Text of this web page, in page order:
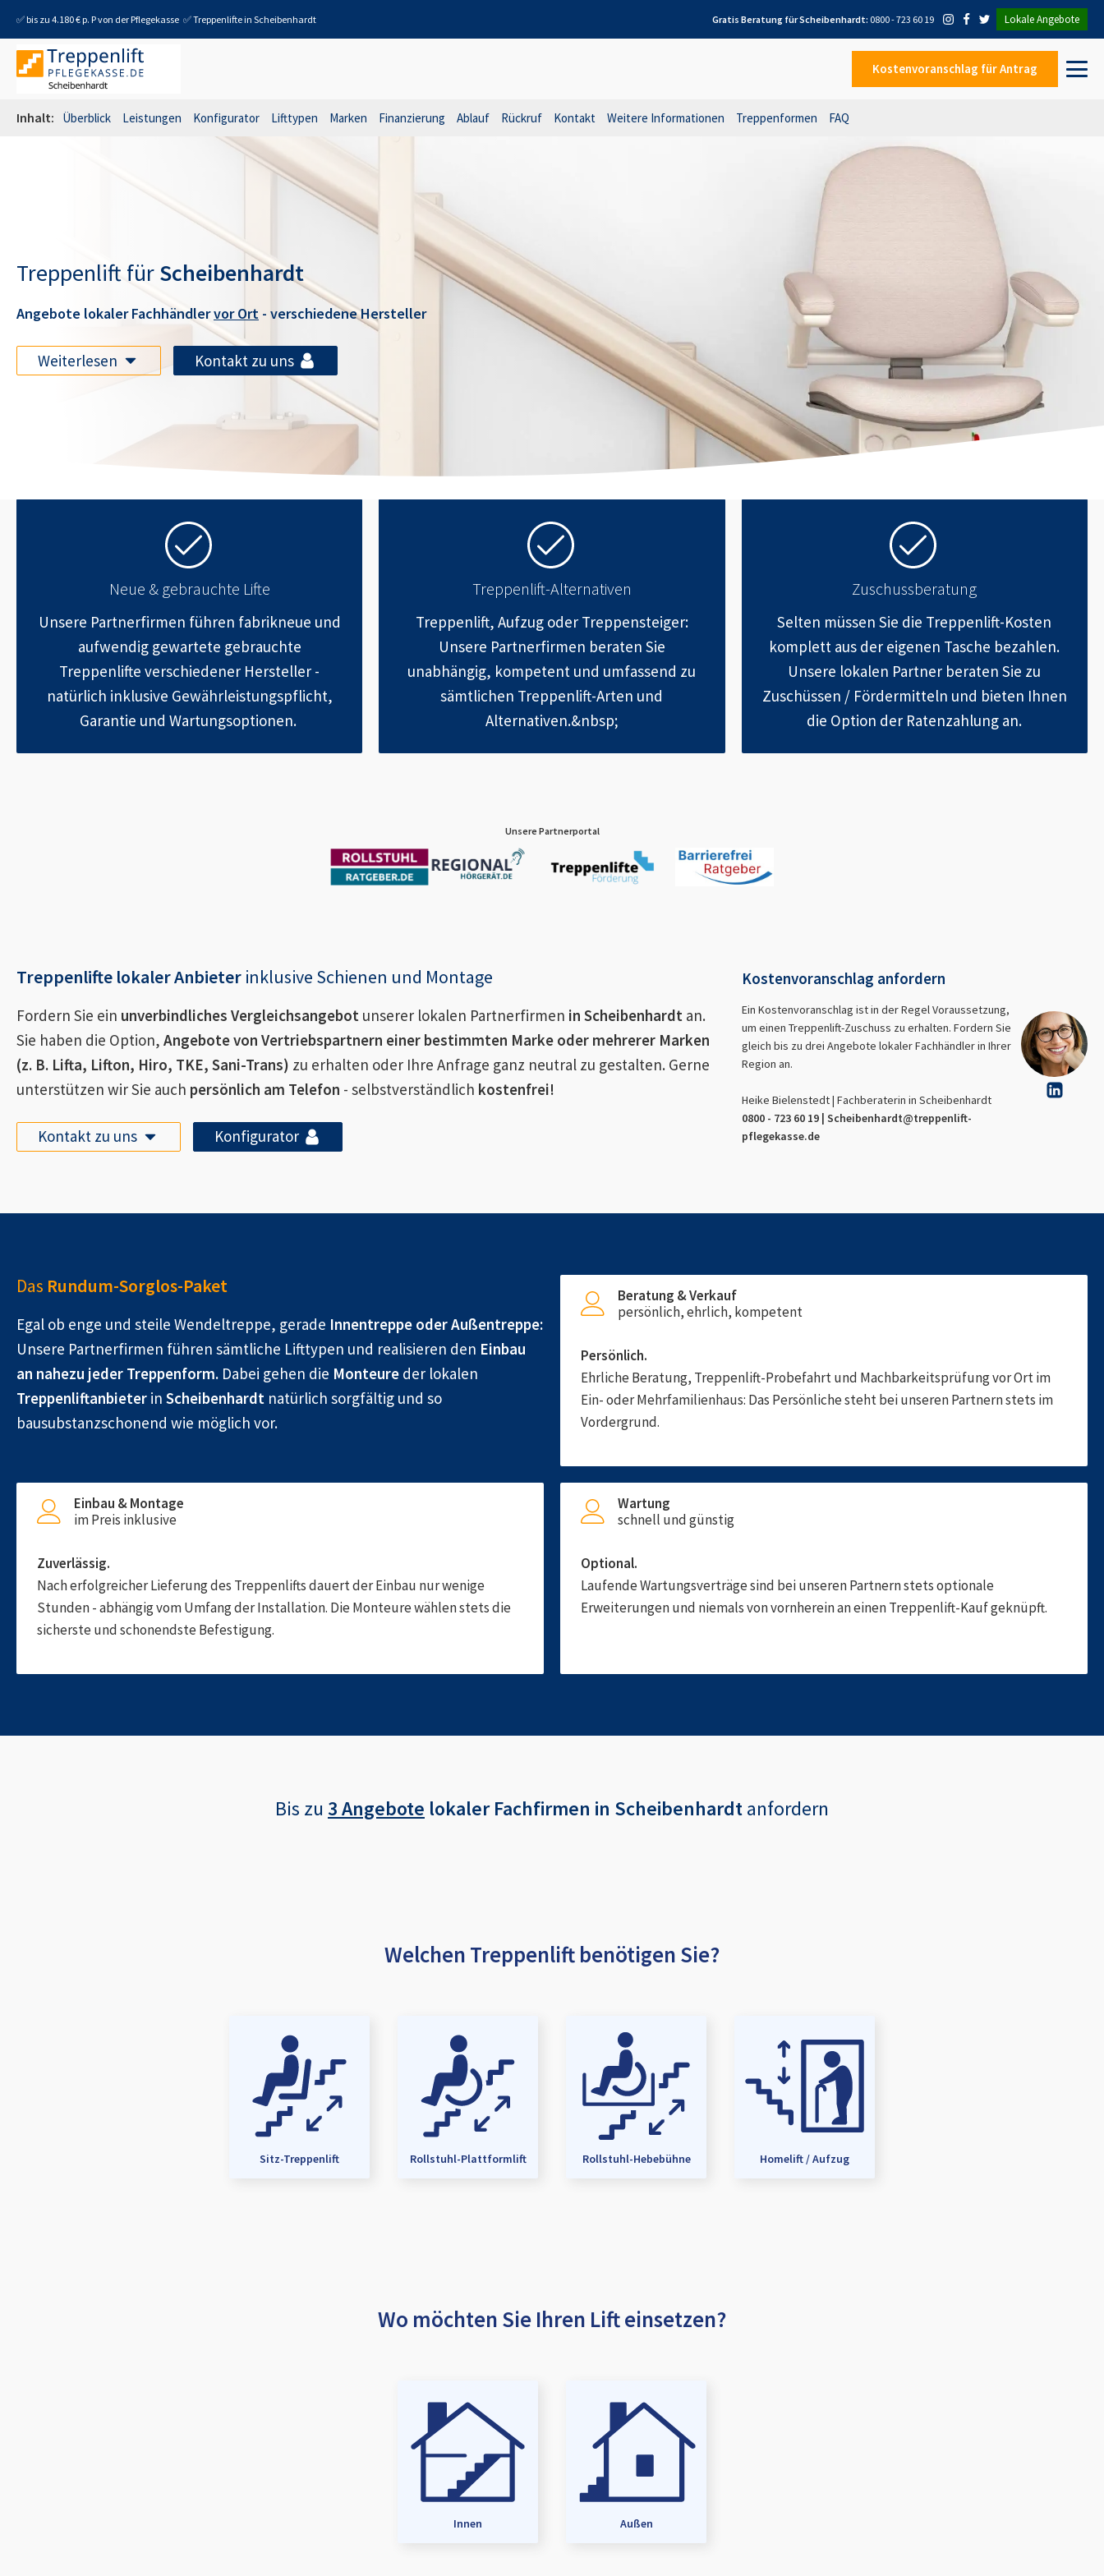
✅ bis zu 4.180 € p. P von der Pflegekasse ✅ Treppenlifte in Scheibenhardt Gratis Beratung fürScheibenhardt: 0800 - 723 60 19 Lokale Angebote
Kostenvoranschlag für Antrag
Inhalt: Überblick Leistungen Konfigurator Lifttypen Marken Finanzierung Ablauf Rückruf Kontakt Weitere Informationen Treppenformen FAQ
Treppenlift fürScheibenhardt
Angebote lokaler Fachhändlervor Ort - verschiedene Hersteller
Weiterlesen Kontakt zu uns
Neue & gebrauchte Lifte
Unsere Partnerfirmen führen fabrikneue und
aufwendig gewartete gebrauchte
Treppenlifte verschiedener Hersteller -
natürlich inklusive Gewährleistungspflicht,
Garantie und Wartungsoptionen.
Treppenlift-Alternativen
Treppenlift, Aufzug oder Treppensteiger:
Unsere Partnerfirmen beraten Sie
unabhängig, kompetent und umfassend zu
sämtlichen Treppenlift-Arten und
Alternativen.&nbsp;
Zuschussberatung
Selten müssen Sie die Treppenlift-Kosten
komplett aus der eigenen Tasche bezahlen.
Unsere lokalen Partner beraten Sie zu
Zuschüssen / Fördermitteln und bieten Ihnen
die Option der Ratenzahlung an.
Unsere Partnerportal
Treppenlifte lokaler Anbieter inklusive Schienen und Montage
Fordern Sie ein unverbindliches Vergleichsangebot unserer lokalen Partnerfirmen in Scheibenhardt an.
Sie haben die Option, Angebote von Vertriebspartnern einer bestimmten Marke oder mehrerer Marken
(z. B. Lifta, Lifton, Hiro, TKE, Sani-Trans) zu erhalten oder Ihre Anfrage ganz neutral zu gestalten. Gerne
unterstützen wir Sie auch persönlich am Telefon - selbstverständlich kostenfrei!
Kontakt zu uns Konfigurator
Kostenvoranschlag anfordern
Ein Kostenvoranschlag ist in der Regel Voraussetzung,
um einen Treppenlift-Zuschuss zu erhalten. Fordern Sie
gleich bis zu drei Angebote lokaler Fachhändler in Ihrer
Region an.
Heike Bielenstedt | Fachberaterin in Scheibenhardt
0800 - 723 60 19 | Scheibenhardt@treppenlift-
pflegekasse.de
Das Rundum-Sorglos-Paket
Egal ob enge und steile Wendeltreppe, gerade Innentreppe oder Außentreppe:
Unsere Partnerfirmen führen sämtliche Lifttypen und realisieren den Einbau
an nahezu jeder Treppenform. Dabei gehen die Monteure der lokalen
Treppenliftanbieter in Scheibenhardt natürlich sorgfältig und so
bausubstanzschonend wie möglich vor.
Beratung & Verkauf
persönlich, ehrlich, kompetent
Persönlich.
Ehrliche Beratung, Treppenlift-Probefahrt und Machbarkeitsprüfung vor Ort im
Ein- oder Mehrfamilienhaus: Das Persönliche steht bei unseren Partnern stets im
Vordergrund.
Einbau & Montage
im Preis inklusive
Zuverlässig.
Nach erfolgreicher Lieferung des Treppenlifts dauert der Einbau nur wenige
Stunden - abhängig vom Umfang der Installation. Die Monteure wählen stets die
sicherste und schonendste Befestigung.
Wartung
schnell und günstig
Optional.
Laufende Wartungsverträge sind bei unseren Partnern stets optionale
Erweiterungen und niemals von vornherein an einen Treppenlift-Kauf geknüpft.
Bis zu 3 Angebote lokaler Fachfirmen in Scheibenhardtanfordern
Welchen Treppenlift benötigen Sie?
Sitz-Treppenlift Rollstuhl-Plattformlift Rollstuhl-Hebebühne Homelift / Aufzug
Wo möchten Sie Ihren Lift einsetzen?
Innen Außen